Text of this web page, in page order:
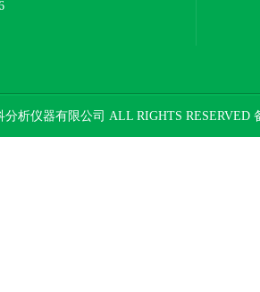
析仪器有限公司 ALL RIGHTS RESERVED